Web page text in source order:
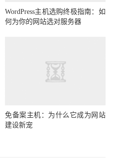
WordPress主机选购终极指南：如
何为你的网站选对服务器
免备案主机：为什么它成为网站
建设新宠